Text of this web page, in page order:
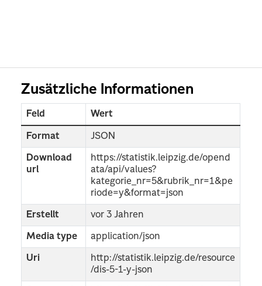
Zusätzliche Informationen
Feld Wert
Format JSON
Download
url
https://statistik.leipzig.de/opend
ata/api/values?
kategorie_nr=5&rubrik_nr=1&pe
riode=y&format=json
Erstellt vor 3 Jahren
Media type application/json
Uri
http://statistik.leipzig.de/resource
/dis-5-1-y-json